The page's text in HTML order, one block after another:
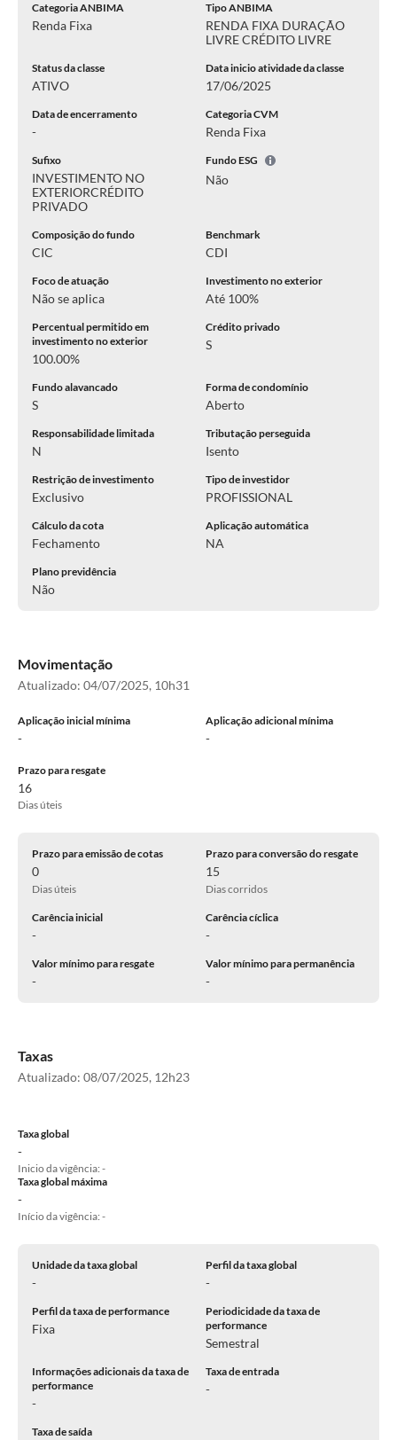
Categoria ANBIMA
Renda Fixa
Tipo ANBIMA
RENDA FIXA DURAÇÃO
LIVRE CRÉDITO LIVRE
Status da classe
ATIVO
Data inicio atividade da classe
17/06/2025
Data de encerramento
-
Categoria CVM
Renda Fixa
Sufixo
INVESTIMENTO NO
EXTERIORCRÉDITO
PRIVADO
Fundo ESG
Não
Composição do fundo
CIC
Benchmark
CDI
Foco de atuação
Não se aplica
Investimento no exterior
Até 100%
Percentual permitido em
investimento no exterior
100.00%
Crédito privado
S
Fundo alavancado
S
Forma de condomínio
Aberto
Responsabilidade limitada
N
Tributação perseguida
Isento
Restrição de investimento
Exclusivo
Tipo de investidor
PROFISSIONAL
Cálculo da cota
Fechamento
Aplicação automática
NA
Plano previdência
Não
Movimentação
Atualizado: 04/07/2025, 10h31
Aplicação inicial mínima
-
Aplicação adicional mínima
-
Prazo para resgate
16
Dias úteis
Prazo para emissão de cotas
0
Dias úteis
Prazo para conversão do resgate
15
Dias corridos
Carência inicial
-
Carência cíclica
-
Valor mínimo para resgate
-
Valor mínimo para permanência
-
Taxas
Atualizado: 08/07/2025, 12h23
Taxa global
-
Inicio da vigência: -
Taxa global máxima
-
Início da vigência: -
Unidade da taxa global
-
Perfil da taxa global
-
Perfil da taxa de performance
Fixa
Periodicidade da taxa de
performance
Semestral
Informações adicionais da taxa de
performance
-
Taxa de entrada
-
Taxa de saída